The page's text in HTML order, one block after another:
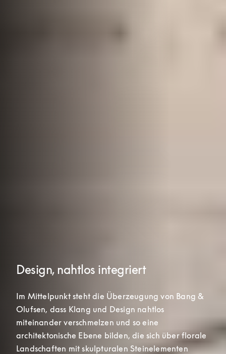
Design, nahtlos integriert
Im Mittelpunkt steht die Überzeugung von Bang &
Olufsen, dass Klang und Design nahtlos
miteinander verschmelzen und so eine
architektonische Ebene bilden, die sich über florale
Landschaften mit skulpturalen Steinelementen